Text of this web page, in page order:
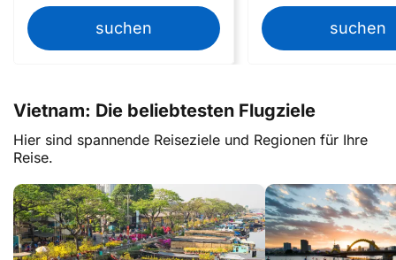
suchen suchen
Vietnam: Die beliebtesten Flugziele
Hier sind spannende Reiseziele und Regionen für Ihre
Reise.